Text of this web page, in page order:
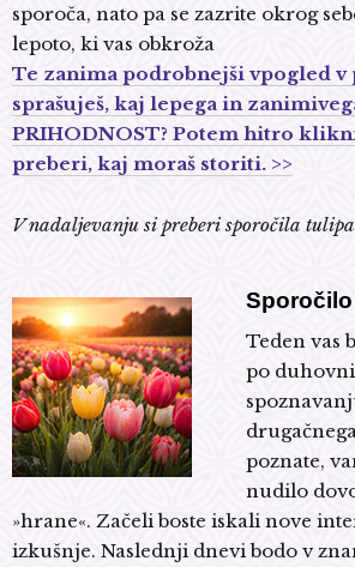
sporoča, nato pa se zazrite okrog
lepoto, ki vas obkroža
Te zanima podrobnejši vpogled v
sprašuješ, kaj lepega in
PRIHODNOST? Potem hitro
preberi, kaj moraš storiti. >>
V nadaljevanju si preberi sporočila
Teden vas
po
poznate,
nudilo
»hrane«. Začeli boste iskali nove
izkušnje. Naslednji dnevi bodo v